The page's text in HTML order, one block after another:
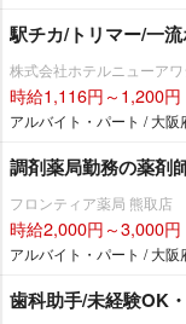
駅チカ/トリマー/一
株式会社ホテルニューア
時給1,116円～1,200円
アルバイト・パート / 大阪
調剤薬局勤務の薬剤
フロンティア薬局 熊取店
時給2,000円～3,000円
アルバイト・パート / 大阪
歯科助手/未経験OK